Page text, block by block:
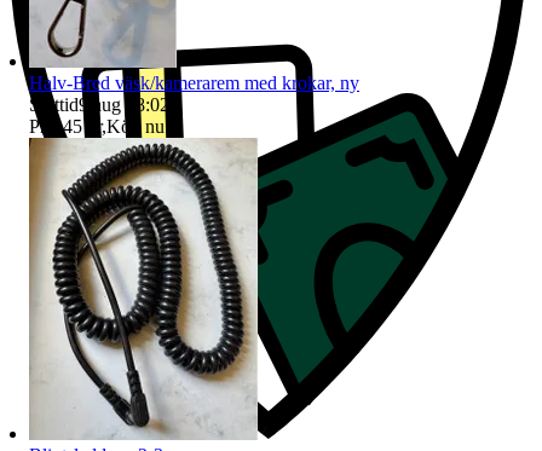
Halv-Bred väsk/kamerarem med krokar, ny
Sluttid9 aug 18:02
Pris:45 kr,Köp nu.